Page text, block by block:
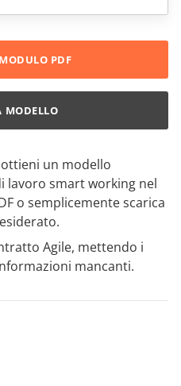
un modello
lavoro smart working nel
o semplicemente scarica
Agile, mettendo i
mancanti.
PDF
MODELLO